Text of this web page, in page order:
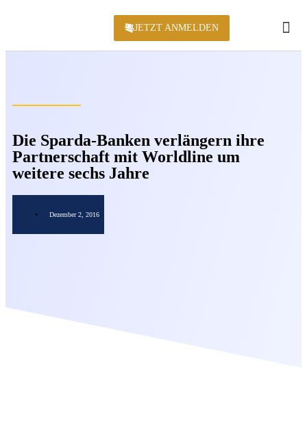
JETZT ANMELDEN
Die Sparda-Banken verlängern ihre
Partnerschaft mit Worldline um
weitere sechs Jahre
Dezember 2, 2016